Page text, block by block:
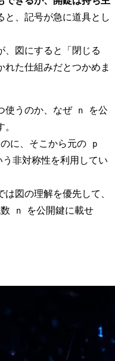
と、記号が急に道具とし
、図にすると「閉じる
た仕組みだとつかめま
使うのか、なぜ n
を公
に、そこから元の p
非対称性を利用してい
図の理解を優先して、
n
を公開鍵に載せ